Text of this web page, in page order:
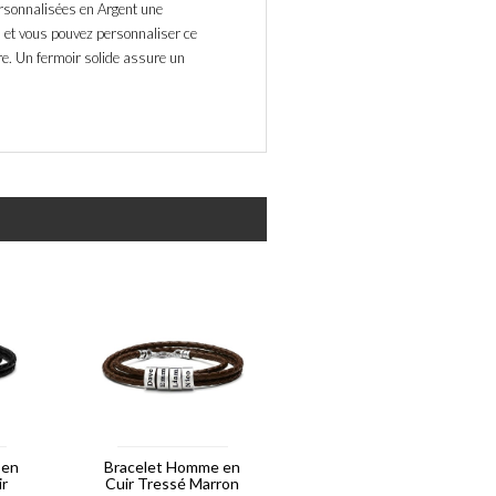
en Argent une
vous pouvez personnaliser ce
Un fermoir solide assure un
Bracelet Homme en
Cuir Tressé Marron